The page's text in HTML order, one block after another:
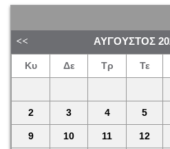
ΑΎΓΟΥΣΤΟΣ
Κυ Δε Τρ Τε
2 3 4 5
9 10 11 12